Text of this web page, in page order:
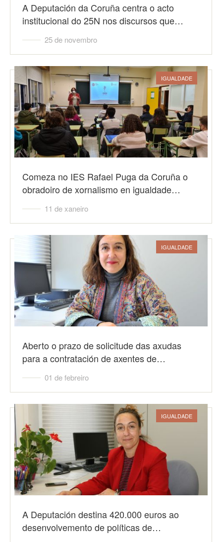
A Deputación da Coruña centra o acto
institucional do 25N nos discursos que…
25 de novembro
IGUALDADE
Comeza no IES Rafael Puga da Coruña o
obradoiro de xornalismo en igualdade…
11 de xaneiro
IGUALDADE
Aberto o prazo de solicitude das axudas
para a contratación de axentes de…
01 de febreiro
IGUALDADE
A Deputación destina 420.000 euros ao
desenvolvemento de políticas de…